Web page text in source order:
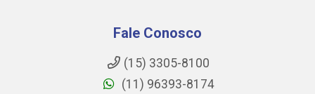
Fale Conosco
(15) 3305-8100
(11) 96393-8174